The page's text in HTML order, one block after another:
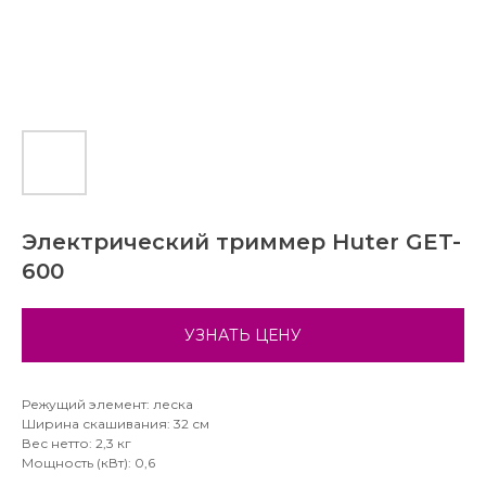
Электрический триммер Huter GET-
600
УЗНАТЬ ЦЕНУ
Режущий элемент: леска
Ширина скашивания: 32 см
Вес нетто: 2,3 кг
Мощность (кВт): 0,6